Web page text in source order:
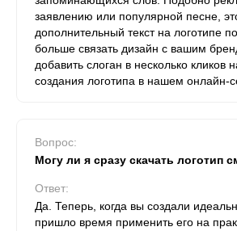
заявлению или популярной песне,
дополнительный текст на логотипе
больше связать дизайн с вашим
добавить слоган в несколько кликов
создания логотипа в нашем онлайн-
Вопрос:
Могу ли я сразу скачать логотип
Ответ:
Да. Теперь, когда вы создали
пришло время применить его на